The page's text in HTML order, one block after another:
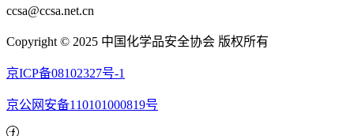
ccsa@ccsa.net.cn
Copyright © 2025 中国化学品安全协会 版权所有
京ICP备08102327号-1
京公网安备110101000819号